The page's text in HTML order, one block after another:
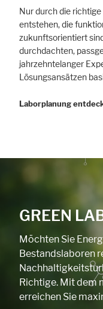
Nur durch die
entstehen, die
zukunftsorientiert
durchdachten,
jahrzehntelanger
Lösungsansätzen
Laborplanung
GREEN
Möchten Sie
Bestandslaboren
Richtige. Mit dem
erreichen Sie